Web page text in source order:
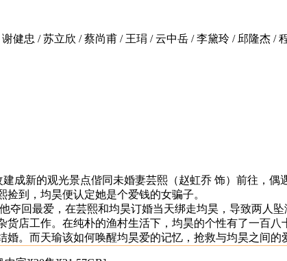
健忠 / 苏立欣 / 蔡尚甫 / 王琄 / 云中岳 / 李黛玲 / 邱隆杰 /
成新的观光景点偕同未婚妻芸熙（赵虹乔 饰）前往，偶
到，均昊便认定她是个爱钱的女骗子。
夺回最爱，在芸熙和均昊订婚当天绑走均昊，导致两人
店工作。在纯朴的渔村生活下，均昊的个性有了一百
。而天瑜该如何唤醒均昊爱的记忆，抢救与均昊之间的